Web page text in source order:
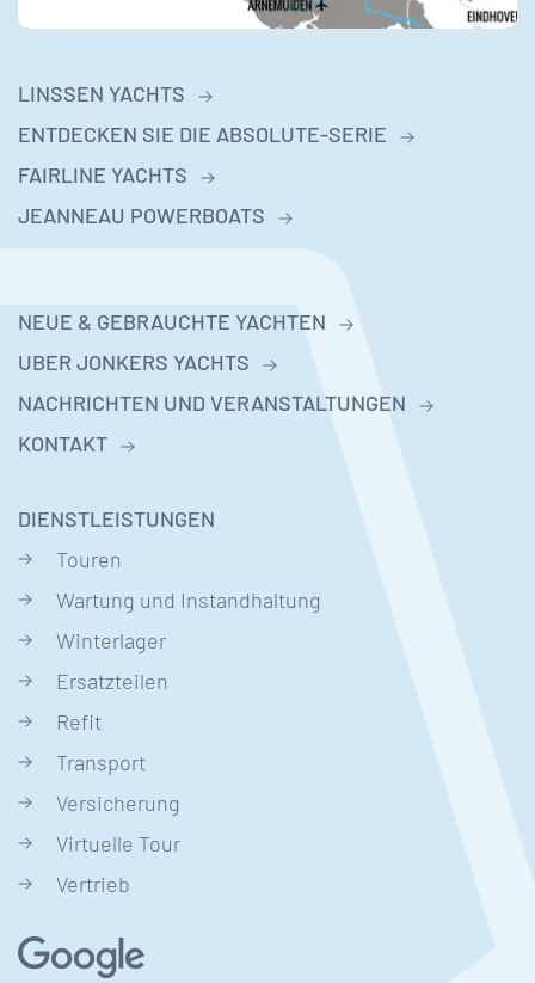
LINSSEN YACHTS
ENTDECKEN SIE DIE ABSOLUTE-SERIE
FAIRLINE YACHTS
JEANNEAU POWERBOATS
NEUE & GEBRAUCHTE YACHTEN
UBER JONKERS YACHTS
NACHRICHTEN UND VERANSTALTUNGEN
KONTAKT
DIENSTLEISTUNGEN
Touren
Wartung und Instandhaltung
Winterlager
Ersatzteilen
Refit
Transport
Versicherung
Virtuelle Tour
Vertrieb